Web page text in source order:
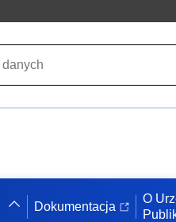
Dokumentacja
O